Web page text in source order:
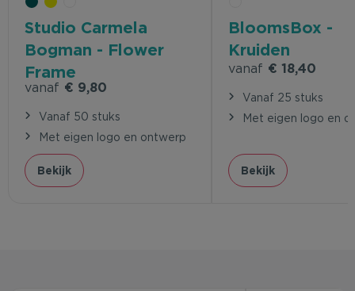
Studio Carmela
Bogman - Flower
Frame
vanaf € 9,80
Vanaf 50 stuks
Met eigen logo en ontwerp
Bekijk
BloomsBox -
Kruiden
vanaf € 18,40
Vanaf 25 stuks
Met eigen logo en
Bekijk